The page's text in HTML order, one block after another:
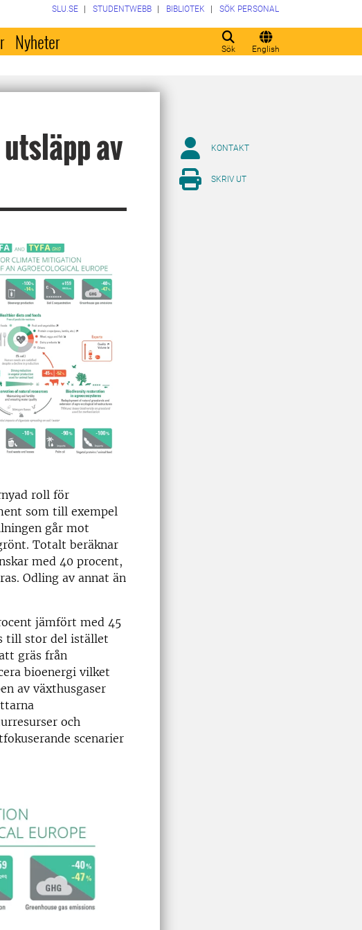
Sök English
SLU.SE STUDENTWEBB BIBLIOTEK SÖK PERSONAL
Nyheter
av
roll för
som till exempel
går mot
Totalt beräknar
med 40 procent,
Odling av annat än
jämfört med 45
till stor del istället
gräs från
bioenergi vilket
av växthusgaser
och
scenarier
KONTAKT
SKRIV UT